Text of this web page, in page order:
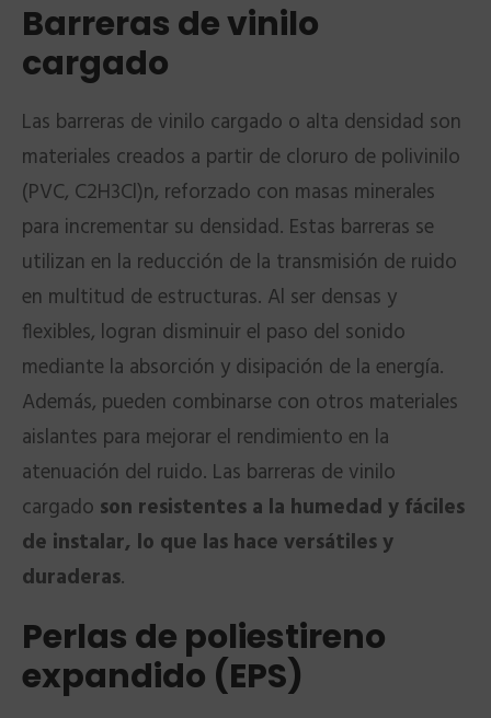
Barreras de vinilo
cargado
Las barreras de vinilo cargado o alta densidad son
materiales creados a partir de cloruro de polivinilo
(PVC, C2H3Cl)n, reforzado con masas minerales
para incrementar su densidad. Estas barreras se
utilizan en la reducción de la transmisión de ruido
en multitud de estructuras. Al ser densas y
flexibles, logran disminuir el paso del sonido
mediante la absorción y disipación de la energía.
Además, pueden combinarse con otros materiales
aislantes para mejorar el rendimiento en la
atenuación del ruido. Las barreras de vinilo
cargado son resistentes a la humedad y fáciles
de instalar, lo que las hace versátiles y
duraderas.
Perlas de poliestireno
expandido (EPS)